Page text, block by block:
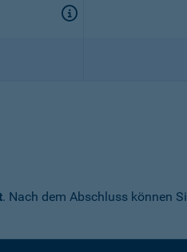
. Nach dem Abschluss können